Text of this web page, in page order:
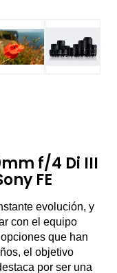
f/4 Di III
FE
evolución, y
con el equipo
que han
el objetivo
por ser una